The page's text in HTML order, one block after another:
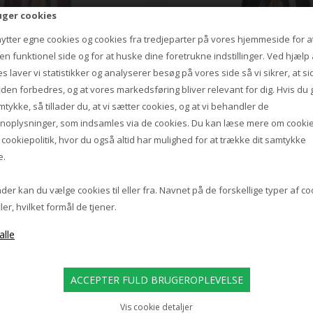
cookies
egne cookies og cookies fra tredjeparter på vores hjemmeside for
funktionel side og for at huske dine foretrukne indstillinger. Ved hjælp
laver vi statistikker og analyserer besøg på vores side så vi sikrer, at
forbedres, og at vores markedsføring bliver relevant for dig. Hvis du
så tillader du, at vi sætter cookies, og at vi behandler de
som indsamles via de cookies. Du kan læse mere om
cookiepolitik, hvor du også altid har mulighed for at trække dit samtykke
kan du vælge cookies til eller fra. Navnet på de forskellige typer af
hvilket formål de tjener.
Vis cookie detaljer
PENDEL, ROSE
1.708,00 DKK
DESIGN BY US
BALLROOM PENDEL,
1.743,00 DKK